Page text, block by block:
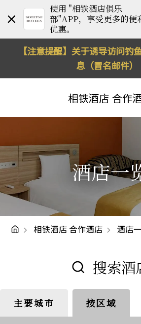
使用 "相铁酒店俱乐
部"APP，享受更多的便
优惠。
【注意提醒】关于诱导访问钓
息（冒名邮件）
相铁酒店 合作
酒店一
相铁酒店 合作酒店 酒店
搜索酒
主要城市 按区域